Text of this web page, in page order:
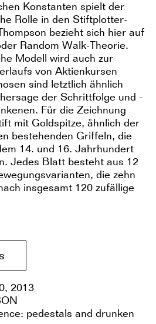
Konstanten spielt der
Rolle in den Stiftplotter-
bezieht sich hier auf
Random Walk-Theorie.
Modell wird auch zur
von Aktienkursen
sind letztlich ähnlich
der Schrittfolge und -
Für die Zeichnung
mit Goldspitze, ähnlich der
bestehenden Griffeln, die
14. und 16. Jahrhundert
Jedes Blatt besteht aus 12
die zehn
insgesamt 120 zufällige
2013
pedestals and drunken